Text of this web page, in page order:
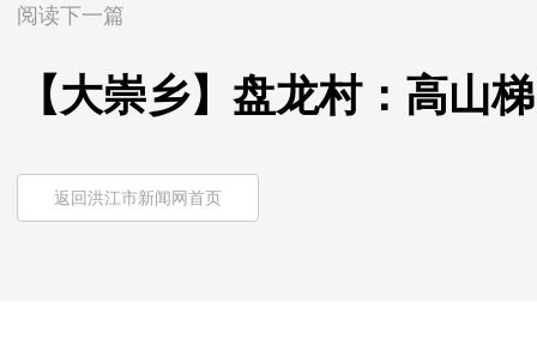
阅读下一篇
【大崇乡】盘龙村：高山
返回洪江市新闻网首页